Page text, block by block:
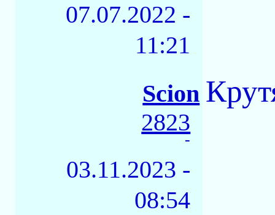
07.07.2022 -
11:21
Scion
2823
-
03.11.2023 -
08:54